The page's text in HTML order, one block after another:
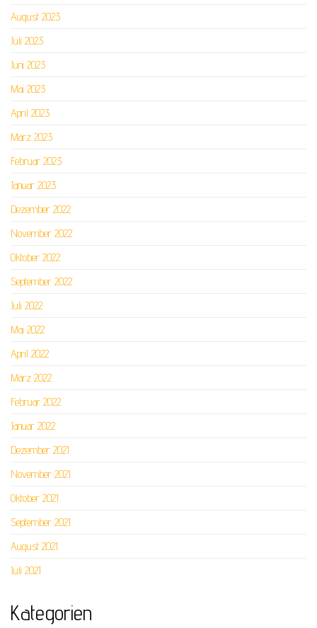
August 2023
Juli 2023
Juni 2023
Mai 2023
April 2023
März 2023
Februar 2023
Januar 2023
Dezember 2022
November 2022
Oktober 2022
September 2022
Juli 2022
Mai 2022
April 2022
März 2022
Februar 2022
Januar 2022
Dezember 2021
November 2021
Oktober 2021
September 2021
August 2021
Juli 2021
Kategorien